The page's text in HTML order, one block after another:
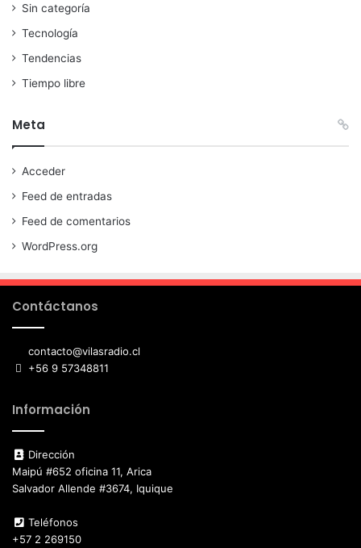
Sin categoría
Tecnología
Tendencias
Tiempo libre
Meta
Acceder
Feed de entradas
Feed de comentarios
WordPress.org
Contáctanos
contacto@vilasradio.cl
+56 9 57348811
Información
Dirección
Maipú #652 oficina 11, Arica
Salvador Allende #3674, Iquique
Teléfonos
+57 2 269150